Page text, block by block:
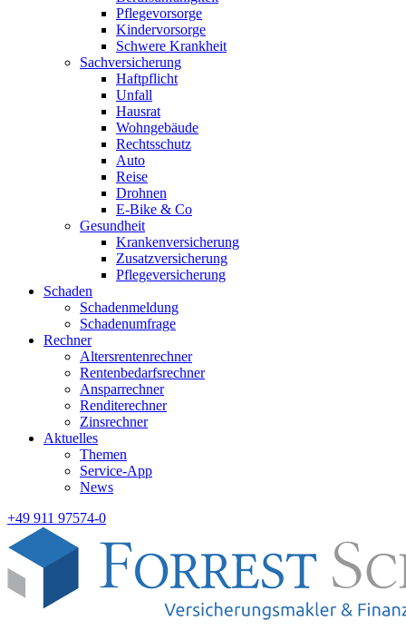
Pflegevorsorge
Kindervorsorge
Schwere Krankheit
Sachversicherung
Haftpflicht
Unfall
Hausrat
Wohngebäude
Rechtsschutz
Auto
Reise
Drohnen
E-Bike & Co
Gesundheit
Krankenversicherung
Zusatzversicherung
Pflegeversicherung
Schaden
Schadenmeldung
Schadenumfrage
Rechner
Altersrentenrechner
Rentenbedarfsrechner
Ansparrechner
Renditerechner
Zinsrechner
Aktuelles
Themen
Service-App
News
+49 911 97574-0